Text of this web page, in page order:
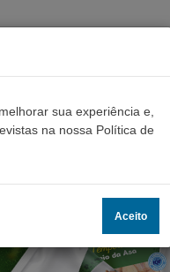
Não encontrou
sua experiência e,
na nossa Política de
Aceito